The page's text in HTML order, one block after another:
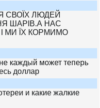
СВОЇХ ЛЮДЕЙ
ШАРІВ.А НАС
МИ ЇХ КОРМИМО
каждый может теперь
доллар
и какие жалкие